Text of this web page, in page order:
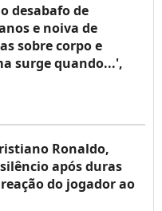
desabafo de
e noiva de
sobre corpo e
surge quando...',
Ronaldo,
após duras
do jogador ao